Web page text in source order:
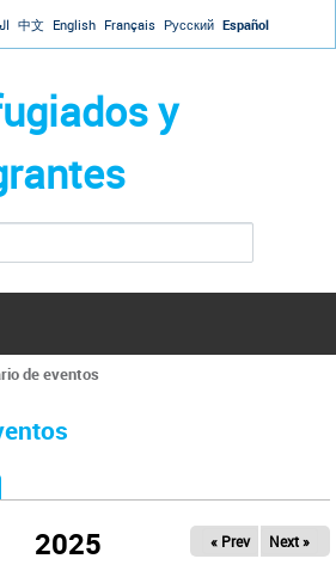
Jump to navigation
中文 English Français Русский Español
y
de eventos
2025 « Prev Next »